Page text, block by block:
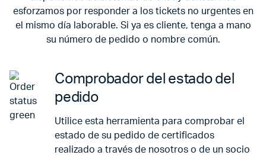
esforzamos por responder a los tickets no urgentes en
el mismo día laborable. Si ya es cliente, tenga a mano
su número de pedido o nombre común.
Comprobador del estado del
pedido
Utilice esta herramienta para comprobar el
estado de su pedido de certificados
realizado a través de nosotros o de un socio